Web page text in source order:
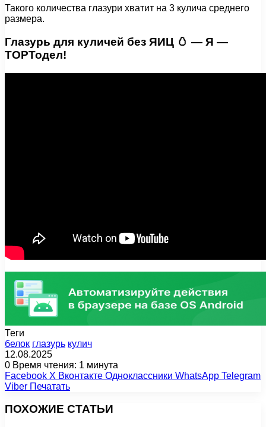
Такого количества глазури хватит на 3 кулича среднего
размера.
Глазурь для куличей без ЯИЦ 🥚 — Я —
ТОРТодел!
Теги
белок глазурь кулич
12.08.2025
0 Время чтения: 1 минута
Facebook X Вконтакте Одноклассники WhatsApp Telegram
Viber Печатать
ПОХОЖИЕ СТАТЬИ